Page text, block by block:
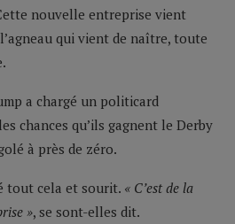
nouvelle entreprise vient
qui vient de naître, toute
a chargé un politicard
chances qu’ils gagnent le Derby
à près de zéro.
tout cela et sourit. « C’est de la
», se sont-elles dit.